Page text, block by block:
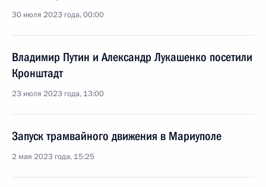
30 июля 2023 года, 00:00
Владимир Путин и Александр Лукашенко посетили
Кронштадт
23 июля 2023 года, 13:00
Запуск трамвайного движения в Мариуполе
2 мая 2023 года, 15:25